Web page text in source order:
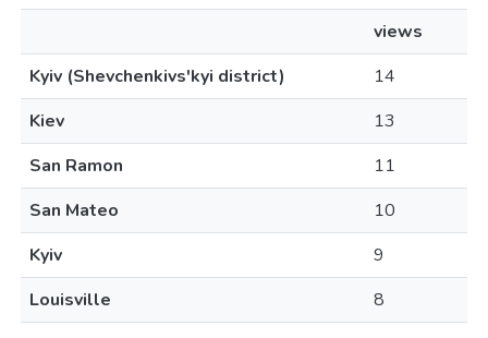
views
Kyiv (Shevchenkivs'kyi district)
14
Kiev
13
San Ramon
11
San Mateo
10
Kyiv
9
Louisville
8